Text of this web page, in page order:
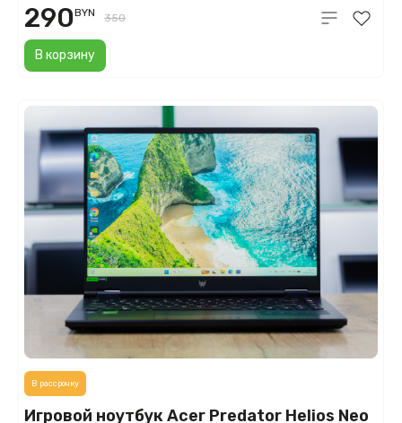
В корзину
290BYN 350
Игровой ноутбук Acer Predator Helios Neo
В рассрочку